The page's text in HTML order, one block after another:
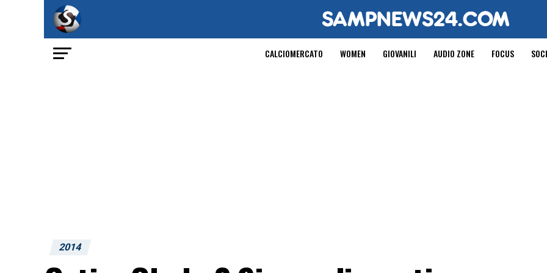
CALCIOMERCATO WOMEN GIOVANILI AUDIO ZONE FOCUS
2014